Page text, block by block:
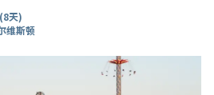
(8天)
维斯顿